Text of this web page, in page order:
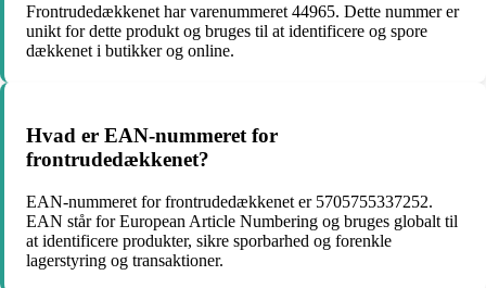
Frontrudedækkenet har varenummeret 44965. Dette nummer er
unikt for dette produkt og bruges til at identificere og spore
dækkenet i butikker og online.
Hvad er EAN-nummeret for
frontrudedækkenet?
EAN-nummeret for frontrudedækkenet er 5705755337252.
EAN står for European Article Numbering og bruges globalt til
at identificere produkter, sikre sporbarhed og forenkle
lagerstyring og transaktioner.